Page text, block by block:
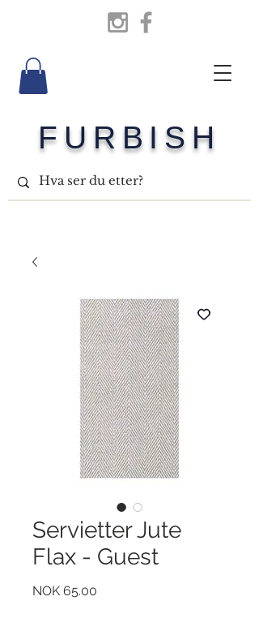
FURBISH
Servietter Jute
Flax - Guest
NOK 65.00